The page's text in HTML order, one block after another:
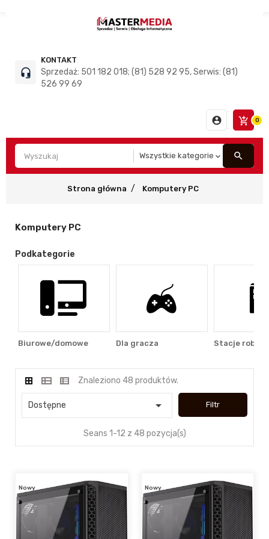
headset_mic
KONTAKT
Sprzedaż: 501 182 018; (81) 528 92 95, Serwis: (81)
526 99 69
add_shopping_cart 0
account_circle
search
Strona główna Komputery PC
Komputery PC
Podkategorie
Biurowe/domowe Dla gracza Stacje
Znaleziono 48 produktów.
Dostępne  Filtr
Seans 1-12 z 48 pozycja(s)
Nowy Nowy